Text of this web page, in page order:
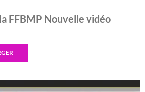
FFBMP Nouvelle vidéo